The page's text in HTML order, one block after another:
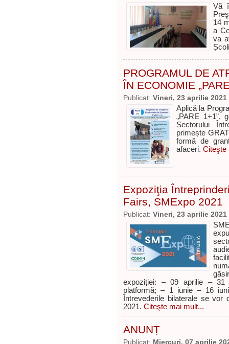
Vă
14
a
va
PROGRAMUL DE
ÎN ECONOMIE
Publicat: Vineri, 23 aprilie 2021
Aplică la
„PARE 1+1”,
Sectorului
primește
formă de
afaceri. Citeşte
Expoziţia
Fairs, SMExpo 2021
Publicat: Vineri, 23 aprilie 2021
expoziției: – 09 aprilie – 31
platformă; – 1 iunie – 16
Întrevederile bilaterale se
2021. Citeşte mai mult...
ANUNȚ
Publicat: Miercuri, 07 aprilie